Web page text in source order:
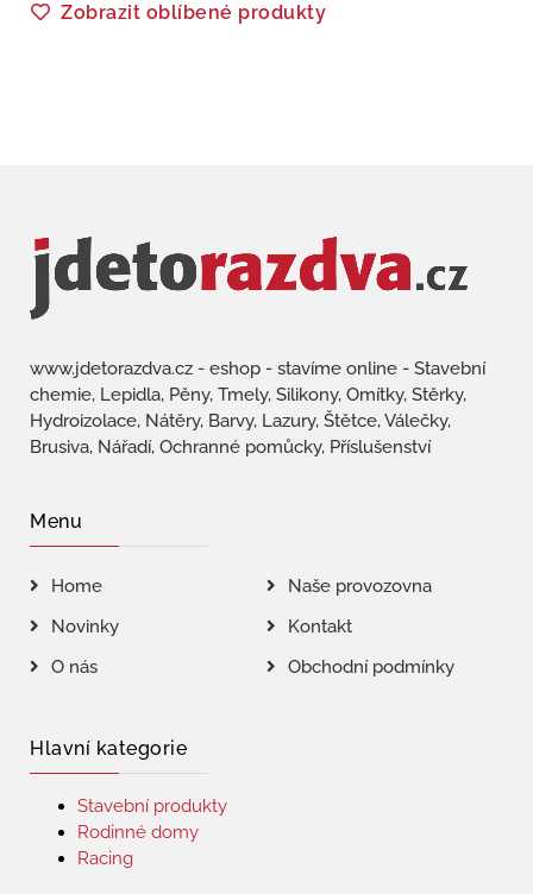
Zobrazit oblíbené produkty
www.jdetorazdva.cz - eshop - stavíme online - Stavební
chemie, Lepidla, Pěny, Tmely, Silikony, Omítky, Stěrky,
Hydroizolace, Nátěry, Barvy, Lazury, Štětce, Válečky,
Brusiva, Nářadí, Ochranné pomůcky, Příslušenství
Menu
Home
Naše provozovna
Novinky
Kontakt
O nás
Obchodní podmínky
Hlavní kategorie
Stavební produkty
Rodinné domy
Racing